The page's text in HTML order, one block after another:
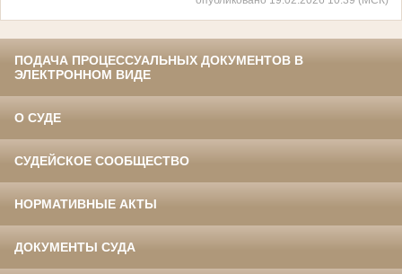
ПОДАЧА ПРОЦЕССУАЛЬНЫХ ДОКУМЕНТОВ В
ЭЛЕКТРОННОМ ВИДЕ
О СУДЕ
СУДЕЙСКОЕ СООБЩЕСТВО
НОРМАТИВНЫЕ АКТЫ
ДОКУМЕНТЫ СУДА